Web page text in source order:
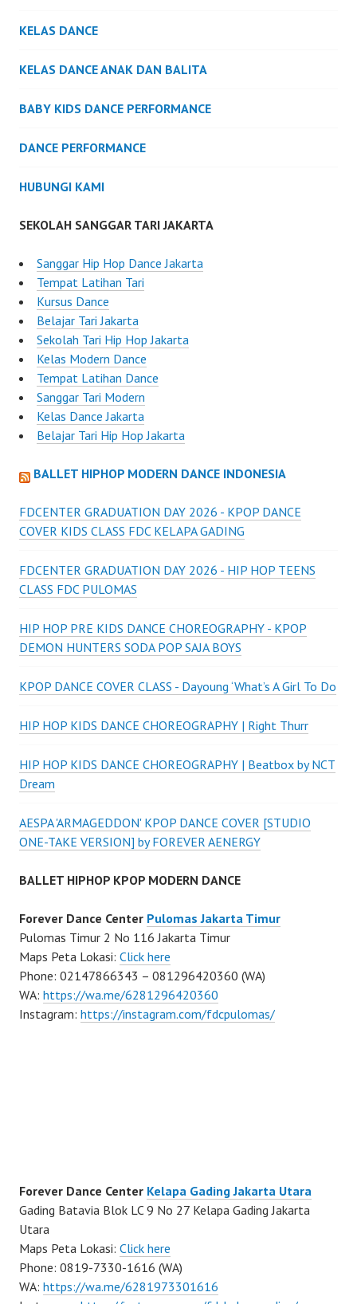
KELAS DANCE
KELAS DANCE ANAK DAN BALITA
BABY KIDS DANCE PERFORMANCE
DANCE PERFORMANCE
HUBUNGI KAMI
SEKOLAH SANGGAR TARI JAKARTA
Sanggar Hip Hop Dance Jakarta
Tempat Latihan Tari
Kursus Dance
Belajar Tari Jakarta
Sekolah Tari Hip Hop Jakarta
Kelas Modern Dance
Tempat Latihan Dance
Sanggar Tari Modern
Kelas Dance Jakarta
Belajar Tari Hip Hop Jakarta
BALLET HIPHOP MODERN DANCE INDONESIA
FDCENTER GRADUATION DAY 2026 - KPOP DANCE
COVER KIDS CLASS FDC KELAPA GADING
FDCENTER GRADUATION DAY 2026 - HIP HOP TEENS
CLASS FDC PULOMAS
HIP HOP PRE KIDS DANCE CHOREOGRAPHY - KPOP
DEMON HUNTERS SODA POP SAJA BOYS
KPOP DANCE COVER CLASS - Dayoung ‘What’s A Girl To Do
HIP HOP KIDS DANCE CHOREOGRAPHY | Right Thurr
HIP HOP KIDS DANCE CHOREOGRAPHY | Beatbox by NCT
Dream
AESPA 'ARMAGEDDON' KPOP DANCE COVER [STUDIO
ONE-TAKE VERSION] by FOREVER AENERGY
BALLET HIPHOP KPOP MODERN DANCE
Forever Dance Center Pulomas Jakarta Timur
Pulomas Timur 2 No 116 Jakarta Timur
Maps Peta Lokasi: Click here
Phone: 02147866343 – 081296420360 (WA)
WA: https://wa.me/6281296420360
Instagram: https://instagram.com/fdcpulomas/
Forever Dance Center Kelapa Gading Jakarta Utara
Gading Batavia Blok LC 9 No 27 Kelapa Gading Jakarta
Utara
Maps Peta Lokasi: Click here
Phone: 0819-7330-1616 (WA)
WA: https://wa.me/6281973301616